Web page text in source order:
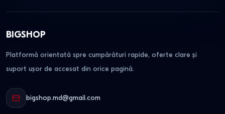
BIGSHOP
Platformă orientată spre cumpărături rapide, oferte clare și
suport ușor de accesat din orice pagină.
bigshop.md@gmail.com